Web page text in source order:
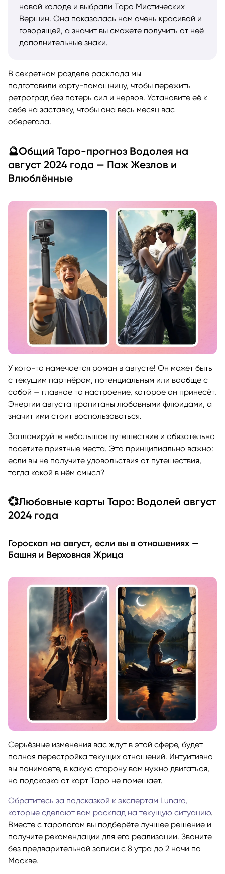
новой колоде и выбрали Таро Мистических
Вершин. Она показалась нам очень красивой и
говорящей, а значит вы сможете получить от неё
дополнительные знаки.
В секретном разделе расклада мы
подготовили карту-помощницу, чтобы пережить
ретроград без потерь сил и нервов. Установите её к
себе на заставку, чтобы она весь месяц вас
оберегала.
🔮Общий Таро-прогноз Водолея на
август 2024 года — Паж Жезлов и
Влюблённые
У кого-то намечается роман в августе! Он может быть
с текущим партнёром, потенциальным или вообще с
собой — главное то настроение, которое он принесёт.
Энергии августа пропитаны любовными флюидами, а
значит ими стоит воспользоваться.
Запланируйте небольшое путешествие и обязательно
посетите приятные места. Это принципиально важно:
если вы не получите удовольствия от путешествия,
тогда какой в нём смысл?
💞Любовные карты Таро: Водолей август
2024 года
Гороскоп на август, если вы в отношениях —
Башня и Верховная Жрица
Серьёзные изменения вас ждут в этой сфере, будет
полная перестройка текущих отношений. Интуитивно
вы понимаете, в какую сторону вам нужно двигаться,
но подсказка от карт Таро не помешает.
Обратитесь за подсказкой к экспертам Lunaro,
которые сделают вам расклад на текущую ситуацию.
Вместе с тарологом вы подберёте лучшее решение и
получите рекомендации для его реализации. Звоните
без предварительной записи с 8 утра до 2 ночи по
Москве.